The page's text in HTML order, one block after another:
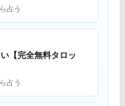
占う
【完全無料タロッ
占う